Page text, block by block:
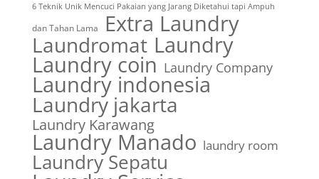
6 Teknik Unik Mencuci Pakaian yang Jarang Diketahui tapi Ampuh
dan Tahan Lama Extra Laundry
Laundromat Laundry
Laundry coin Laundry Company
Laundry indonesia
Laundry jakarta
Laundry Karawang
Laundry Manado laundry room
Laundry Sepatu